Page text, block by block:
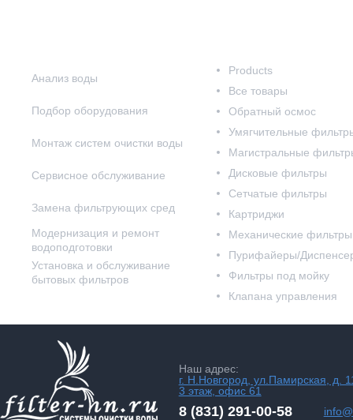
Анализ воды
Подбор оборудования
Монтаж систем очистки воды
Сервисное обслуживание
Замена фильтрующих сред
Модернизация и ремонт
водоподготовки
Установка и обслуживание
бытовых фильтров
Products
Все товары
Обратный осмос
Умягчительные
Магистральные
Дисковые фильтры
Сетчатые фильтры
Картриджи
Механические фильтры
Пурифайеры/
Фильтры под мойку
Клапана управления
Наш адрес:
г. Н.Новгород, ул.Памирская, д.
3 этаж, офис 61
8 (831) 291-00-58